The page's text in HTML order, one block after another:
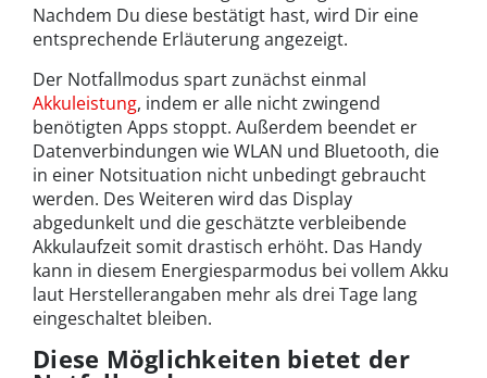
Nachdem Du diese bestätigt hast, wird Dir eine
entsprechende Erläuterung angezeigt.
Der Notfallmodus spart zunächst einmal
Akkuleistung, indem er alle nicht zwingend
benötigten Apps stoppt. Außerdem beendet er
Datenverbindungen wie WLAN und Bluetooth, die
in einer Notsituation nicht unbedingt gebraucht
werden. Des Weiteren wird das Display
abgedunkelt und die geschätzte verbleibende
Akkulaufzeit somit drastisch erhöht. Das Handy
kann in diesem Energiesparmodus bei vollem Akku
laut Herstellerangaben mehr als drei Tage lang
eingeschaltet bleiben.
Diese Möglichkeiten bietet der